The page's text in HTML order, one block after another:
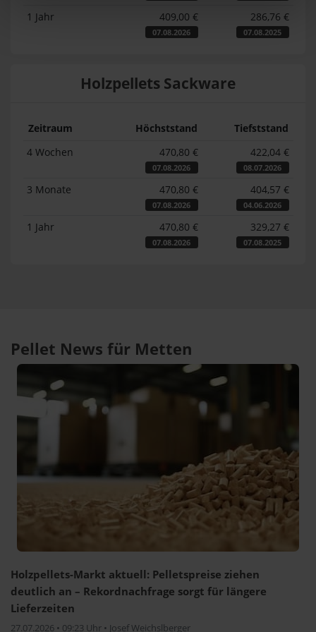
1 Jahr 409,00 €
07.08.2026
286,76 €
07.08.2025
Holzpellets Sackware
Zeitraum Höchststand
Tiefststand
4 Wochen
470,80 €
07.08.2026
422,04 €
08.07.2026
3 Monate 470,80 €
07.08.2026
404,57 €
04.06.2026
1 Jahr 470,80 €
07.08.2026
329,27 €
07.08.2025
Pellet News für Metten
Holzpellets-Markt aktuell: Pelletspreise ziehen
deutlich an – Rekordnachfrage sorgt für längere
Lieferzeiten
27.07.2026 • 09:23 Uhr • Josef Weichslberger